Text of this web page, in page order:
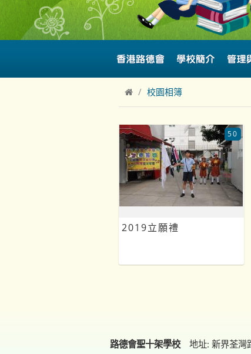
校園相簿
2019立願禮
50
路德會聖十架學校 地址: 新界荃灣